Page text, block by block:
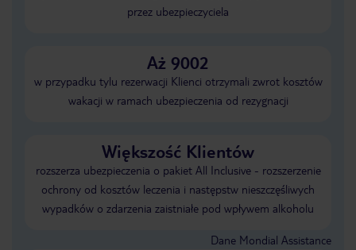
przez ubezpieczyciela
Aż 9002
w przypadku tylu rezerwacji Klienci otrzymali zwrot kosztów
wakacji w ramach ubezpieczenia od rezygnacji
Większość Klientów
rozszerza ubezpieczenia o pakiet All Inclusive - rozszerzenie
ochrony od kosztów leczenia i następstw nieszczęśliwych
wypadków o zdarzenia zaistniałe pod wpływem alkoholu
Dane Mondial Assistance